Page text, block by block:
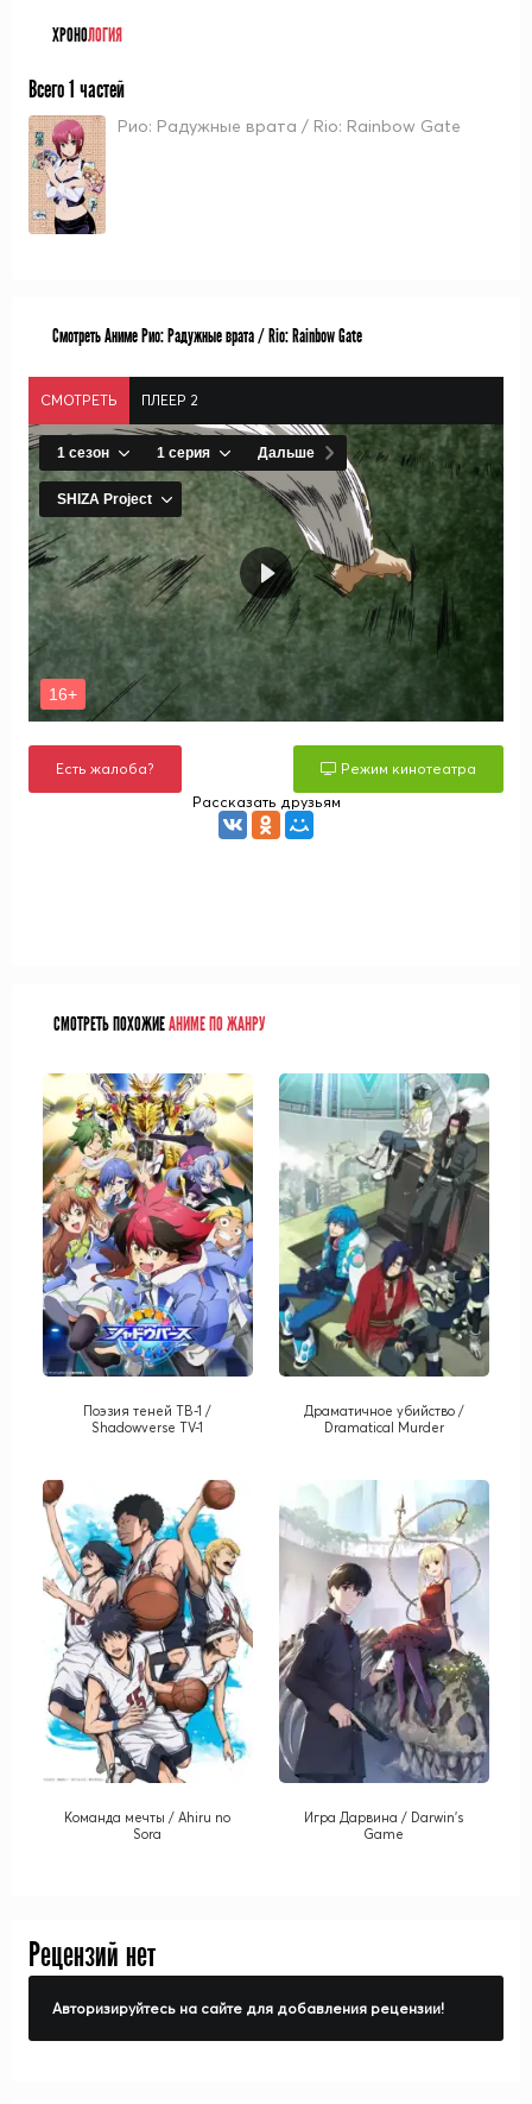
ХРОНОЛОГИЯ
Всего 1 частей
Рио: Радужные врата / Rio: Rainbow Gate
Смотреть Аниме Рио: Радужные врата / Rio: Rainbow Gate
СМОТРЕТЬ ПЛЕЕР 2
Есть жалоба?
Режим кинотеатра
Рассказать друзьям
СМОТРЕТЬ ПОХОЖИЕАНИМЕ ПО ЖАНРУ
Поэзия теней ТВ-1 /
Shadowverse TV-1
Драматичное убийство /
Dramatical Murder
Команда мечты / Ahiru no
Sora
Игра Дарвина / Darwin's
Game
Рецензий нет
Авторизируйтесь на сайте для добавления рецензии!